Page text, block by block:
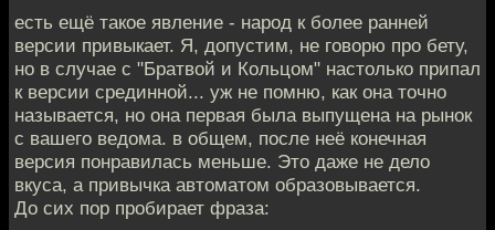
есть ещё такое явление - народ к более ранней
версии привыкает. Я, допустим, не говорю про бету,
но в случае с "Братвой и Кольцом" настолько припал
к версии срединной... уж не помню, как она точно
называется, но она первая была выпущена на рынок
с вашего ведома. в общем, после неё конечная
версия понравилась меньше. Это даже не дело
вкуса, а привычка автоматом образовывается.
До сих пор пробирает фраза: